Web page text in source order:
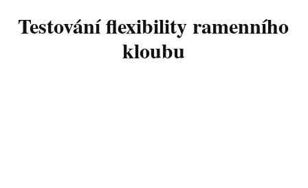
Testování flexibility ramenního
kloubu